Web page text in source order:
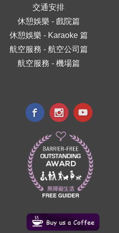
交通安排
休憩娛樂 - 戲院篇
休憩娛樂 - Karaoke 篇
航空服務 - 航空公司篇
航空服務 - 機場篇